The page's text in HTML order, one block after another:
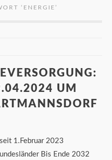
‘ ENERGIE ’
UM
1.Februar 2023
Bis Ende 2032